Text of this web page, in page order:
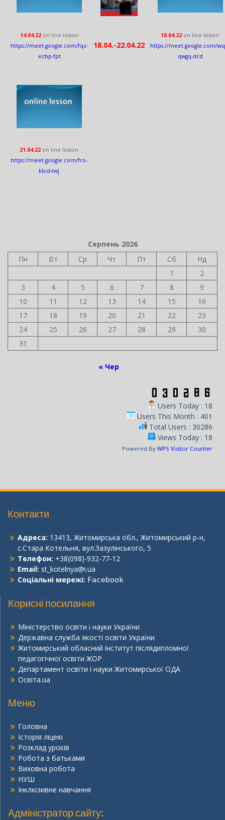
14.04.22on line lesson
https://meet.google.com/fqz-
ezbp-fpt
18.04.-22.04.22
18.04.22 on line lesson
https://meet.google.com/
qwgq-dcd
21.04.22 on line lesson
https://meet.google.com/fro-
kbid-twj
Серпень 2026
Пн
Вт Ср Чт Пт Сб
Нд
1
2
3
4 5 6 7 8
9
10
11 12 13 14 15
16
17
18 19 20 21 22
23
24
25 26 27 28 29
30
31
« Чер
Users Today : 18
Users This Month : 401
Total Users : 30286
Views Today : 18
Powered By WPS Visitor Counter
Контакти
Адреса: 13413, Житомирська обл., Житомирський р-н,
с.Стара Котельня, вул.Зазулінського, 5
Телефон: +38(098)-932-77-12
Email: st_kotelnya@i.ua
Соціальні мережі: Facebook
Корисні посилання
Міністерство освіти і науки України
Державна служба якості освіти України
Житомирський обласний інститут післядипломної
педагогічної освіти ЖОР
Департамент освіти і науки Житомирської ОДА
Освіта.ua
Меню
Головна
Історія ліцею
Розклад уроків
Робота з батьками
Виховна робота
НУШ
Інклюзивне навчання
Адміністратор сайту: